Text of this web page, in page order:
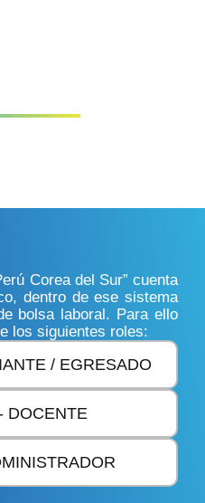
Corea del Sur” cuenta
dentro de ese sistema
bolsa laboral. Para ello
los siguientes roles:
/ EGRESADO
DOCENTE